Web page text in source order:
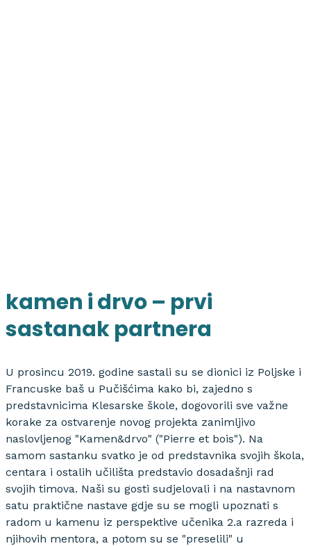
kamen i drvo – prvi
sastanak partnera
U prosincu 2019. godine sastali su se dionici iz Poljske i
Francuske baš u Pučišćima kako bi, zajedno s
predstavnicima Klesarske škole, dogovorili sve važne
korake za ostvarenje novog projekta zanimljivo
naslovljenog "Kamen&drvo" ("Pierre et bois"). Na
samom sastanku svatko je od predstavnika svojih škola,
centara i ostalih učilišta predstavio dosadašnji rad
svojih timova. Naši su gosti sudjelovali i na nastavnom
satu praktične nastave gdje su se mogli upoznati s
radom u kamenu iz perspektive učenika 2.a razreda i
njihovih mentora, a potom su se "preselili" u